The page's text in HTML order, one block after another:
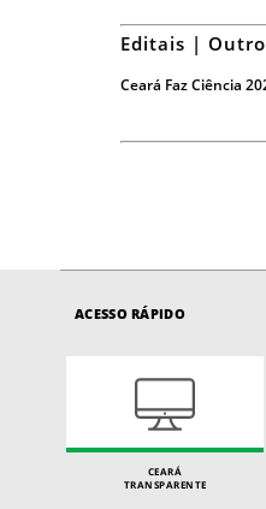
Editais |
Ceará Faz Ciência
ACESSO RÁPIDO
CEARÁ
TRANSPARENTE